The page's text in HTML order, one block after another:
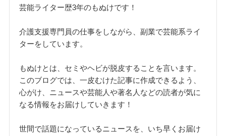
芸能ライター歴3年のもぬけです！
介護支援専門員の仕事をしながら、副業で芸能系ライ
ターをしています。
もぬけとは、セミやヘビが脱皮することを言います。
このブログでは、一皮むけた記事に作成できるよう、
心がけ、ニュースや芸能人や著名人などの読者が気に
なる情報をお届けしていきます！
世間で話題になっているニュースを、いち早くお届け